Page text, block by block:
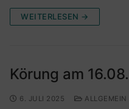
WEITERLESEN →
Körung am
6. JULI 2025 ALLGEMEIN